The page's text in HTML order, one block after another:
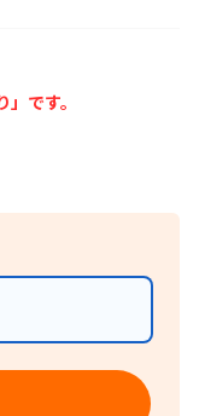
です。